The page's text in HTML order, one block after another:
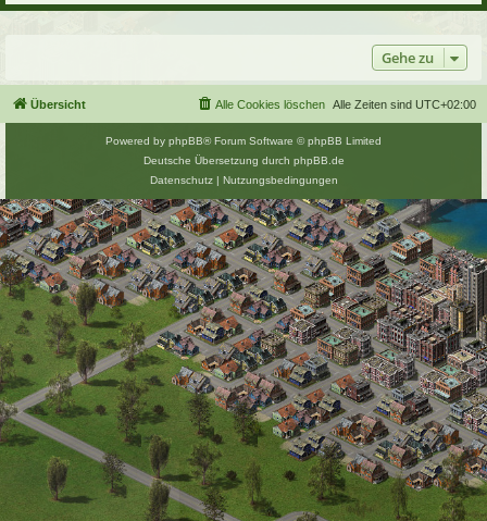
Gehe zu
Übersicht Alle Zeiten sind UTC+02:00
Alle Cookies löschen
Powered by phpBB® Forum Software © phpBB Limited
Deutsche Übersetzung durch phpBB.de
Datenschutz| Nutzungsbedingungen